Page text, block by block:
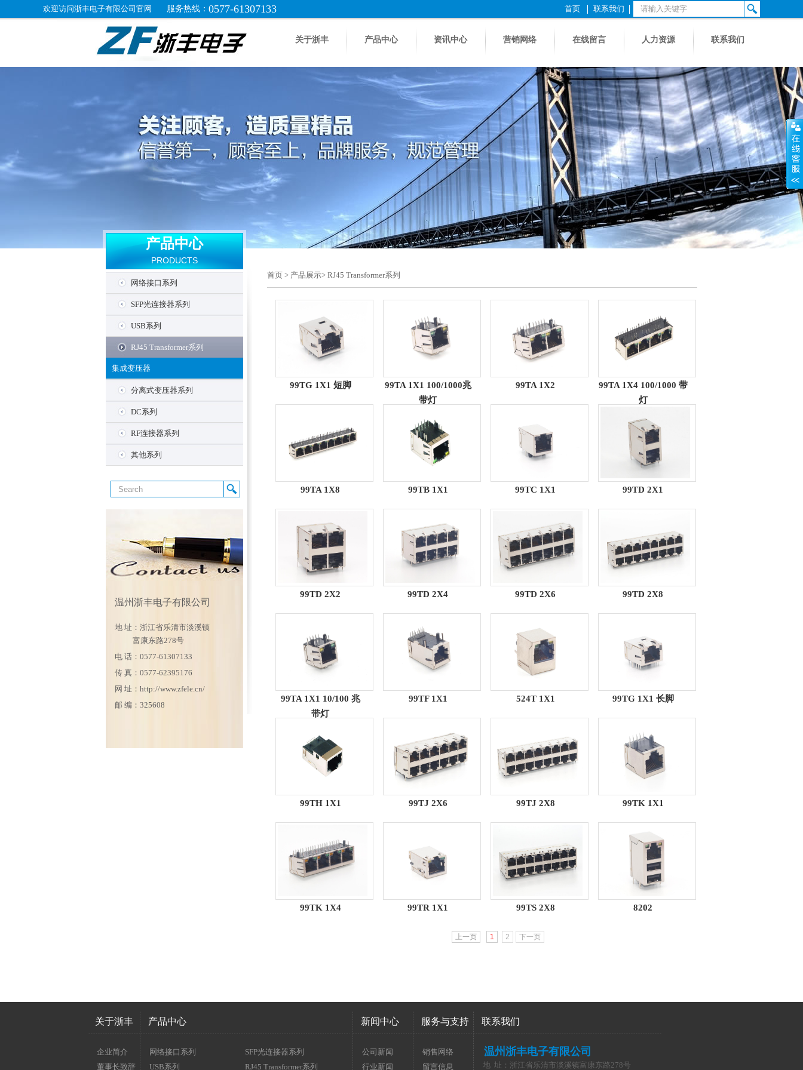
欢迎访问浙丰电子有限公司官网 服务热线： 0577-61307133 联系我们
首页
关于浙丰 产品中心 资讯中心 营销网络 在线留言 人力资源 联系我们
产品中心
PRODUCTS
网络接口系列
RJ45
--52 180度直插系列
--56 Latch down系列
--60 防水系列
--80 Latch up系列
--81 超薄型系列
--82 RJ45+USB系列
--83 SATA+USB系列
--87 沉板式系列
--95 系列
--96 系列
--98 系列
RJ11
--524G 4P
--56 系列
--80 系列
--8807
--90 系列
--95 系列
SFP光连接器系列
SFP
--SFP 1XN
--SFP 2XN
SFP+
--SFP+ 1XN
--SFP+ 2XN
SFP笼子 SFP+Connector
--2XN SFP CAGE & SFP+CONNECTOR
SFP28
--SFP28 1XN
QSFP+
--QSFP+ 1XN
--QSFP+ 2XN
QSFP28
--QSFP28 1XN
USB系列
TYPE-A
--USB TYPE-A 2.0 Plug
--USB TYPE-A 2.0 Rec.
--USB TYPE-A 3.0 Plug
--USB TYPE-A 3.0 Rec.
TYPE-C
--USB TYPE-C 2.0 Plug
--USB TYPE-C 2.0 Rec.
--USB TYPE-C 3.0 Plug
--USB TYPE-C 3.0 Rec.
--USB TYPE-C Other Plug
RJ45 Transformer系列
集成变压器
--99TA系列
--99TB系列
--99TC系列
--99TD系列(双层)
--99TF系列
--99TH系列(沉板式SMT)
--99TJ系列(双层)
--99TK系列
--99TL系列(贴片式SMT)
--99TN系列
--99TR系列(沉板式DIP)
--8202系列(双层USB)
分离式变压器系列
插板式 DIP
--16PIN
--24PIN
--48PIN
--88PIN
--96PIN
贴片式 SMT
--16PIN
--40PIN
DC系列
RF连接器系列
RF连接器
--RF 线端
其他系列
85 FPC系列
英式JACK系列
温州浙丰电子有限公司
地 址：浙江省乐清市淡溪镇
富康东路278号
电 话：0577-61307133
传 真：0577-62395176
网 址： http://www.zfele.cn/
邮 编：325608
首页 > 产品展示> RJ45 Transformer系列
99TG 1X1 短脚
99TA 1X1 100/1000兆
带灯
99TA 1X2
99TA 1X4 100/1000 带
灯
99TA 1X8 99TB 1X1 99TC 1X1 99TD 2X1
99TD 2X2 99TD 2X4 99TD 2X6 99TD 2X8
99TA 1X1 10/100 兆
带灯
99TF 1X1 524T 1X1 99TG 1X1 长脚
99TH 1X1 99TJ 2X6 99TJ 2X8 99TK 1X1
99TK 1X4 99TR 1X1 99TS 2X8 8202
上一页 1 2 下一页
关于浙丰
企业简介
董事长致辞
产品中心
网络接口系列
SFP光连接器系列
USB系列
RJ45 Transformer系列
新闻中心
公司新闻
行业新闻
服务与支持
销售网络
留言信息
联系我们
温州浙丰电子有限公司
地 址：浙江省乐清市淡溪镇富康东路278号